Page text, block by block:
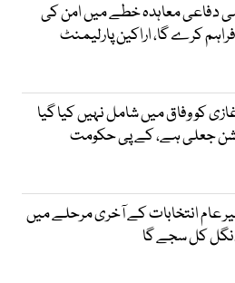
دفاعی معاہدہ خطے میں امن کی
کرے گا، اراکین پارلیمنٹ
کو وفاق میں شامل نہیں کیا گیا
جعلی ہے، کے پی حکومت
عام انتخابات کے آخری مرحلے میں
کل سجے گا